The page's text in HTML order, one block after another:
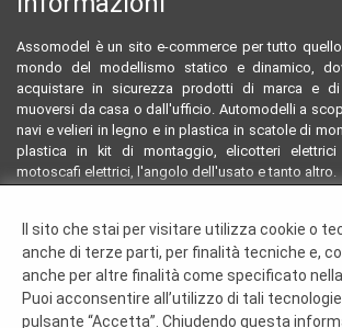
Il sito che stai per visitare utilizza cookie o
anche di terze parti, per finalità tecniche e,
anche per altre finalità come specificato nella
Puoi acconsentire all’utilizzo di tali
pulsante “Accetta”. Chiudendo questa
Assomodel è un sito e-commerce per tutto
mondo del modellismo statico e dinamico,
acquistare in sicurezza prodotti di marca e
muoversi da casa o dall'ufficio. Automodelli a
navi e velieri in legno e in plastica in scatole di
plastica in kit di montaggio, elicotteri
motoscafi elettrici, l'angolo dell'usato e tanto altro.
Tel:0922804761 - 3293096230
Termini e condizioni
Dove siamo
Chi siamo